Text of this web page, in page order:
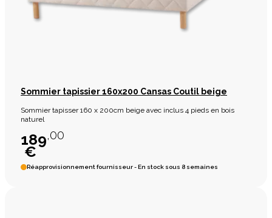
Sommier tapissier 160x200 Cansas Coutil beige
Sommier tapisser 160 x 200cm beige avec inclus 4 pieds en bois
naturel
189,00
€
Réapprovisionnement fournisseur - En stock sous 8 semaines